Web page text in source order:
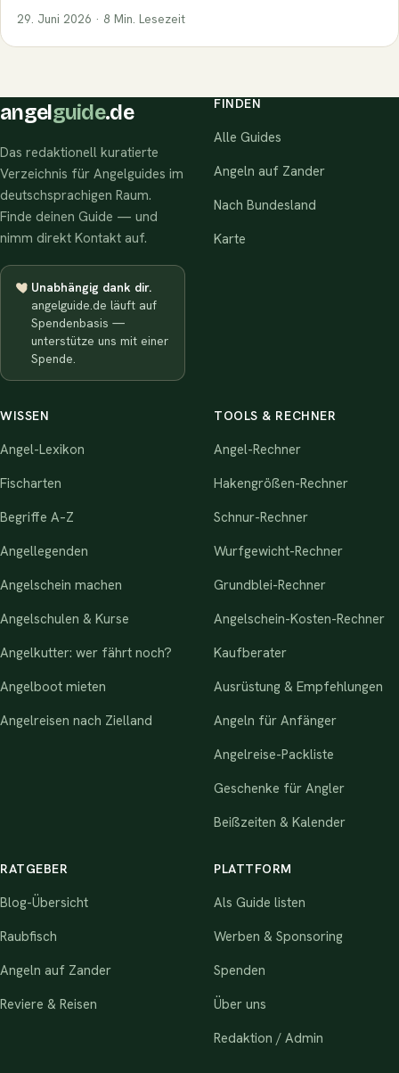
29. Juni 2026 · 8 Min. Lesezeit
angel guide.de
Das redaktionell kuratierte
Verzeichnis für Angelguides im
deutschsprachigen Raum.
Finde deinen Guide — und
nimm direkt Kontakt auf.
Unabhängig dank dir.
angelguide.de läuft auf
Spendenbasis —
unterstütze uns mit einer
Spende.
FINDEN
Alle Guides
Angeln auf Zander
Nach Bundesland
Karte
WISSEN
Angel-Lexikon
Fischarten
Begriffe A–Z
Angellegenden
Angelschein machen
Angelschulen & Kurse
Angelkutter: wer fährt noch?
Angelboot mieten
Angelreisen nach Zielland
TOOLS & RECHNER
Angel-Rechner
Hakengrößen-Rechner
Schnur-Rechner
Wurfgewicht-Rechner
Grundblei-Rechner
Angelschein-Kosten-Rechner
Kaufberater
Ausrüstung & Empfehlungen
Angeln für Anfänger
Angelreise-Packliste
Geschenke für Angler
Beißzeiten & Kalender
RATGEBER
Blog-Übersicht
Raubfisch
Angeln auf Zander
Reviere & Reisen
PLATTFORM
Als Guide listen
Werben & Sponsoring
Spenden
Über uns
Redaktion / Admin